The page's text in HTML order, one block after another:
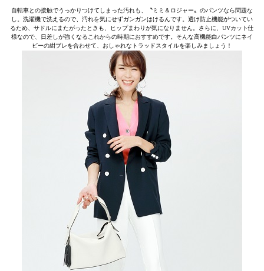
自転車との接触でうっかりつけてしまった汚れも、〝ミミ＆ロジャー〟のパンツなら問題な
し。洗濯機で洗えるので、汚れを気にせずガンガンはけるんです。透け防止機能がついてい
るため、サドルにまたがったときも、ヒップまわりが気になりません。さらに、UVカット仕
様なので、日差しが強くなるこれからの時期におすすめです。そんな高機能白パンツにネイ
ビーの紺ブレを合わせて、おしゃれなトラッドスタイルを楽しみましょう！